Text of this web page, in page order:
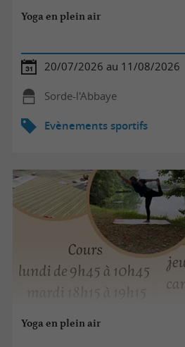
Yoga en plein air
20/07/2026 au 11/08/2026
Sorde-l'Abbaye
Evènements sportifs
Yoga en plein air